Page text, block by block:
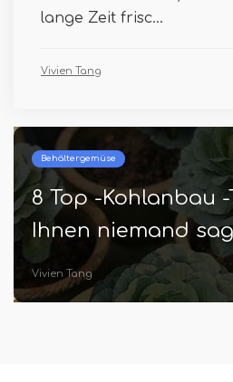
lange Zeit frisc...
Vivien Tang
Behältergemüse
8 Top -Kohlanbau
Ihnen niemand
Vivien Tang